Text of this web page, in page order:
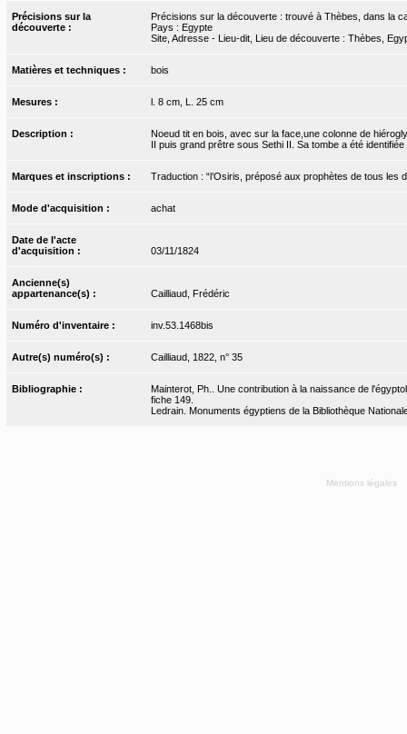
Précisions sur la
découverte :
Précisions sur la découverte : trouvé à Thèbes, dans la
Pays : Egypte
Site, Adresse - Lieu-dit, Lieu de découverte : Thèbes,
Matières et techniques : bois
Mesures : l. 8 cm, L. 25 cm
Description :
Noeud tit en bois, avec sur la face,une colonne de
II puis grand prêtre sous Sethi II. Sa tombe a été
Marques et inscriptions : Traduction : “l’Osiris, préposé aux prophètes de tous les
Mode d'acquisition : achat
Date de l'acte
d'acquisition :
03/11/1824
Ancienne(s)
appartenance(s) :
Cailliaud, Frédéric
Numéro d'inventaire : inv.53.1468bis
Autre(s) numéro(s) : Cailliaud, 1822, n° 35
Bibliographie :
Mainterot, Ph.. Une contribution à la naissance de
fiche 149.
Ledrain. Monuments égyptiens de la Bibliothèque
Mentions légales